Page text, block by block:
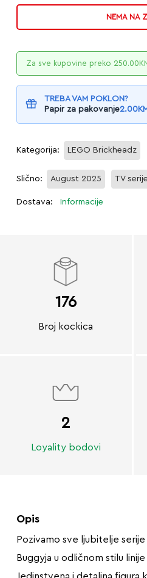
NEMA NA
Za sve kupovine preko 250.00
TREBA VAM POKLON?
Papir za pakovanje2.00KM
Kategorija: LEGO Brickheadz
Slično: August 2025 TV serije
Dostava: Informacije
176
Broj kockica
2
Loyality bodovi
Opis
Pozivamo sve ljubitelje serije
Buggyja u odličnom stilu